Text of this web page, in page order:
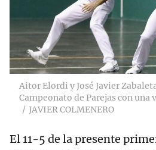
Aitor Elordi y José Javier
Campeonato de Parejas con
JAVIER COLMENERO
El 11-5 de la presente